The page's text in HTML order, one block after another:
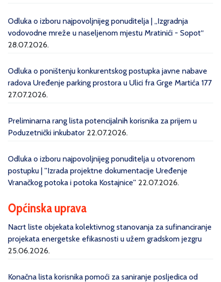
Odluka o izboru najpovoljnijeg ponuditelja | „Izgradnja
vodovodne mreže u naseljenom mjestu Mratinići - Sopot“
28.07.2026.
Odluka o poništenju konkurentskog postupka javne nabave
radova Uređenje parking prostora u Ulici fra Grge Martića 177
27.07.2026.
Preliminarna rang lista potencijalnih korisnika za prijem u
Poduzetnički inkubator 22.07.2026.
Odluka o izboru najpovoljnijeg ponuditelja u otvorenom
postupku | ''Izrada projektne dokumentacije Uređenje
Vranačkog potoka i potoka Kostajnice'' 22.07.2026.
Općinska uprava
Nacrt liste objekata kolektivnog stanovanja za sufinanciranje
projekata energetske efikasnosti u užem gradskom jezgru
25.06.2026.
Konačna lista korisnika pomoći za saniranje posljedica od